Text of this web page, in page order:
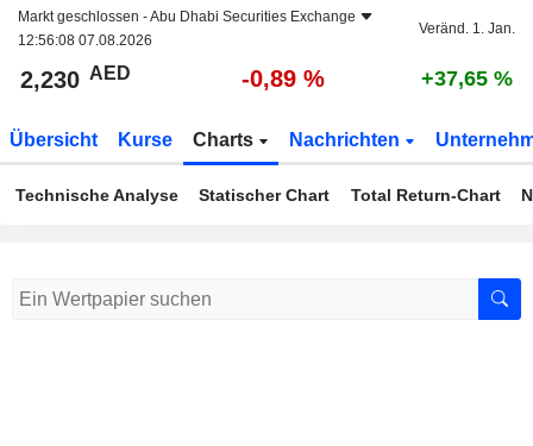
Markt geschlossen -Abu Dhabi Securities Exchange
12:56:08 07.08.2026
Veränd. 1. Jan.
2,230 AED -0,89 % +37,65 %
Übersicht Kurse Charts Nachrichten
Technische Analyse Statischer Chart Total Return-Chart